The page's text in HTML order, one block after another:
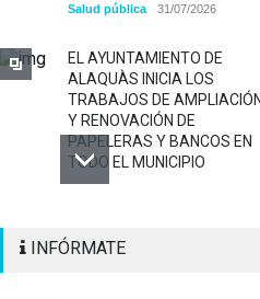
Salud pública 31/07/2026
EL AYUNTAMIENTO DE
ALAQUÀS INICIA LOS
TRABAJOS DE AMPLIACIÓN
Y RENOVACIÓN DE
PAPELERAS Y BANCOS EN
TODO EL MUNICIPIO
SEÑALIZACIÓN
INFÓRMATE